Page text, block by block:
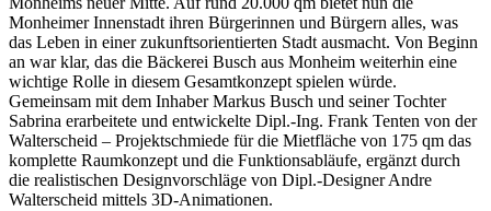
Monheimer Innenstadt ihren Bürgerinnen und Bürgern alles, was
das Leben in einer zukunftsorientierten Stadt ausmacht. Von Beginn
an war klar, das die Bäckerei Busch aus Monheim weiterhin eine
wichtige Rolle in diesem Gesamtkonzept spielen würde.
Gemeinsam mit dem Inhaber Markus Busch und seiner Tochter
Sabrina erarbeitete und entwickelte Dipl.-Ing. Frank Tenten von der
Walterscheid – Projektschmiede für die Mietfläche von 175 qm das
komplette Raumkonzept und die Funktionsabläufe, ergänzt durch
die realistischen Designvorschläge von Dipl.-Designer Andre
Walterscheid mittels 3D-Animationen.